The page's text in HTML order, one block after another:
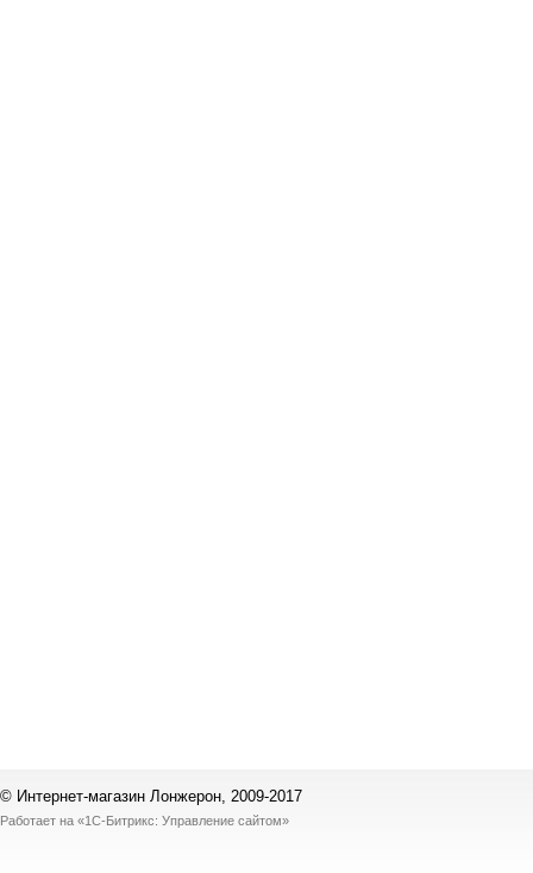
© Интернет-магазин Лонжерон, 2009-2017
Работает на «1С-Битрикс: Управление сайтом»